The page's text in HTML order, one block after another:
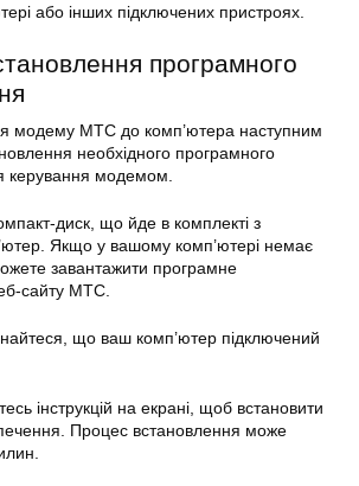
або інших підключених пристроях.
програмного
модему МТС до комп’ютера наступним
необхідного програмного
керування модемом.
диск, що йде в комплекті з
Якщо у вашому комп’ютері немає
завантажити програмне
сайту МТС.
що ваш комп’ютер підключений
інструкцій на екрані, щоб встановити
Процес встановлення може